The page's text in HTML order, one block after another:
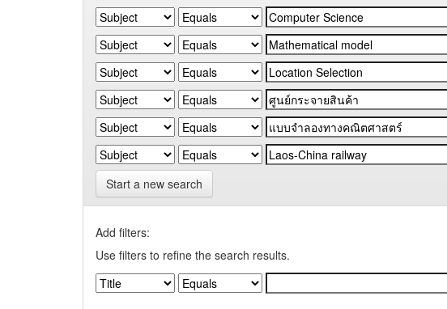
Start a new search
Add filters:
Use filters to refine the search results.